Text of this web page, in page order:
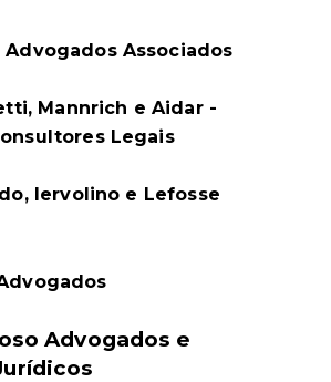
Associados
Mannrich e Aidar -
Legais
Iervolino e Lefosse
Advogados e